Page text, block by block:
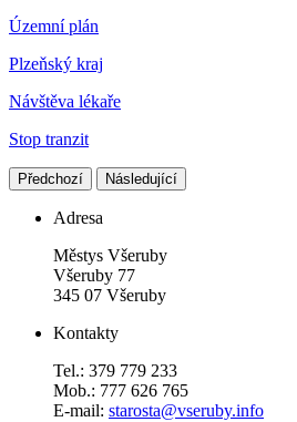
Územní plán
Plzeňský kraj
Návštěva lékaře
Stop tranzit
Předchozí Následující
Adresa
Městys Všeruby
Všeruby 77
345 07 Všeruby
Kontakty
Tel.: 379 779 233
Mob.: 777 626 765
E-mail: starosta@vseruby.info